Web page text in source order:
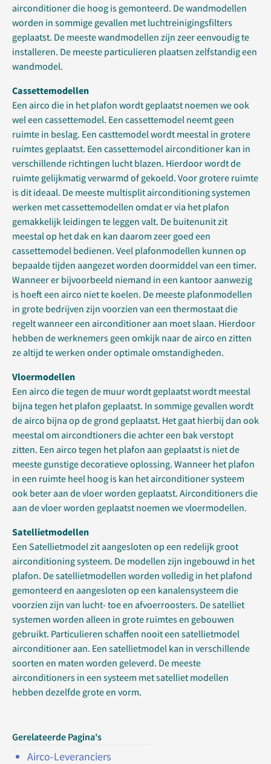
airconditioner die hoog is gemonteerd. De wandmodellen
worden in sommige gevallen met luchtreinigingsfilters
geplaatst. De meeste wandmodellen zijn zeer eenvoudig te
installeren. De meeste particulieren plaatsen zelfstandig een
wandmodel.
Cassettemodellen
Een airco die in het plafon wordt geplaatst noemen we ook
wel een cassettemodel. Een cassettemodel neemt geen
ruimte in beslag. Een casttemodel wordt meestal in grotere
ruimtes geplaatst. Een cassettemodel airconditioner kan in
verschillende richtingen lucht blazen. Hierdoor wordt de
ruimte gelijkmatig verwarmd of gekoeld. Voor grotere ruimte
is dit ideaal. De meeste multisplit airconditioning systemen
werken met cassettemodellen omdat er via het plafon
gemakkelijk leidingen te leggen valt. De buitenunit zit
meestal op het dak en kan daarom zeer goed een
cassettemodel bedienen. Veel plafonmodellen kunnen op
bepaalde tijden aangezet worden doormiddel van een timer.
Wanneer er bijvoorbeeld niemand in een kantoor aanwezig
is hoeft een airco niet te koelen. De meeste plafonmodellen
in grote bedrijven zijn voorzien van een thermostaat die
regelt wanneer een airconditioner aan moet slaan. Hierdoor
hebben de werknemers geen omkijk naar de airco en zitten
ze altijd te werken onder optimale omstandigheden.
Vloermodellen
Een airco die tegen de muur wordt geplaatst wordt meestal
bijna tegen het plafon geplaatst. In sommige gevallen wordt
de airco bijna op de grond geplaatst. Het gaat hierbij dan ook
meestal om aircondtioners die achter een bak verstopt
zitten. Een airco tegen het plafon aan geplaatst is niet de
meeste gunstige decoratieve oplossing. Wanneer het plafon
in een ruimte heel hoog is kan het airconditioner systeem
ook beter aan de vloer worden geplaatst. Airconditioners die
aan de vloer worden geplaatst noemen we vloermodellen.
Satellietmodellen
Een Satellietmodel zit aangesloten op een redelijk groot
airconditioning systeem. De modellen zijn ingebouwd in het
plafon. De satellietmodellen worden volledig in het plafond
gemonteerd en aangesloten op een kanalensysteem die
voorzien zijn van lucht- toe en afvoerroosters. De satelliet
systemen worden alleen in grote ruimtes en gebouwen
gebruikt. Particulieren schaffen nooit een satellietmodel
airconditioner aan. Een satellietmodel kan in verschillende
soorten en maten worden geleverd. De meeste
airconditioners in een systeem met satelliet modellen
hebben dezelfde grote en vorm.
Gerelateerde Pagina's
Airco-Leveranciers